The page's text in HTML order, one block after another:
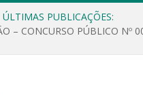
ÚLTIMAS PUBLICAÇÕES:
– CONCURSO PÚBLICO Nº